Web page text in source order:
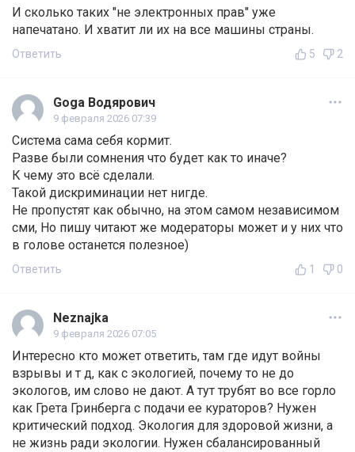
И сколько таких "не электронных прав" уже
напечатано. И хватит ли их на все машины страны.
Ответить 5 2
Goga Водярович
9 февраля 2026 07:39
Система сама себя кормит.
Разве были сомнения что будет как то иначе?
К чему это всё сделали.
Такой дискриминации нет нигде.
Не пропустят как обычно, на этом самом независимом
сми, Но пишу читают же модераторы может и у них что
в голове останется полезное)
Ответить 1 0
Neznajka
9 февраля 2026 07:05
Интересно кто может ответить, там где идут войны
взрывы и т д, как с экологией, почему то не до
экологов, им слово не дают. А тут трубят во все горло
как Грета Гринберга с подачи ее кураторов? Нужен
критический подход. Экология для здоровой жизни, а
не жизнь ради экологии. Нужен сбалансированный